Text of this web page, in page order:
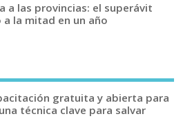
a las provincias: el superávit
la mitad en un año
gratuita y abierta para
técnica clave para salvar